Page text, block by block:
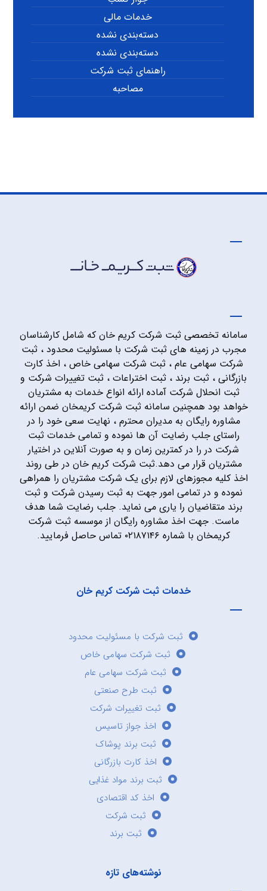
خدمات مالی
دسته‌بندی نشده
دسته‌بندی نشده
راهنمای ثبت شرکت
مصاحبه
سامانه تخصصی ثبت شرکت کریم خان که شامل کارشناسان
مجرب در زمینه های ثبت شرکت با مسئولیت محدود ، ثبت
شرکت سهامی عام ، ثبت شرکت سهامی خاص ، اخذ کارت
بازرگانی ، ثبت برند ، ثبت اختراعات ، ثبت تغییرات شرکت و
ثبت انحلال شرکت آماده ارائه انواع خدمات به مشتریان
خواهد بود همچنین سامانه ثبت شرکت کریمخان ضمن ارائه
مشاوره رایگان به مدیران محترم ، نهایت سعی خود را در
راستای جلب رضایت آن ها نموده و تمامی خدمات ثبت
شرکت در را در کمترین زمان و به صورت آنلاین در اختیار
مشتریان قرار می دهد.ثبت شرکت کریم خان در طی روند
اخذ کلیه مجوزهای لازم برای یک شرکت مشتریان را همراهی
نموده و در تمامی امور جهت به ثبت رسیدن شرکت و ثبت
برند متقاضیان را یاری می نماید. جلب رضایت شما هدف
ماست. جهت اخذ مشاوره رایگان از موسسه ثبت شرکت
کریمخان با شماره ۰۲۱۸۷۱۴۶ تماس حاصل فرمایید.
خدمات ثبت شرکت کریم خان
ثبت شرکت با مسئولیت محدود
ثبت شرکت سهامی خاص
ثبت شرکت سهامی عام
ثبت طرح صنعتی
ثبت تغییرات شرکت
اخذ جواز تاسیس
ثبت برند پوشاک
اخذ کارت بازرگانی
ثبت برند مواد غذایی
اخذ کد اقتصادی
ثبت شرکت
ثبت برند
نوشته‌های تازه